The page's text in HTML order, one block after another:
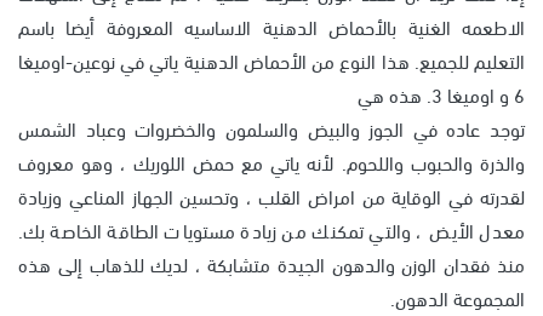
الاطعمه الغنية بالأحماض الدهنية الاساسيه المعروفة أيضا باسم
التعليم للجميع. هذا النوع من الأحماض الدهنية ياتي في نوعين-اوميغا
6 و اوميغا 3. هذه هي
توجد عاده في الجوز والبيض والسلمون والخضروات وعباد الشمس
والذرة والحبوب واللحوم. لأنه ياتي مع حمض اللوريك ، وهو معروف
لقدرته في الوقاية من امراض القلب ، وتحسين الجهاز المناعي وزيادة
معدل الأيض ، والتي تمكنك من زيادة مستويات الطاقة الخاصة بك.
منذ فقدان الوزن والدهون الجيدة متشابكة ، لديك للذهاب إلى هذه
المجموعة الدهون.